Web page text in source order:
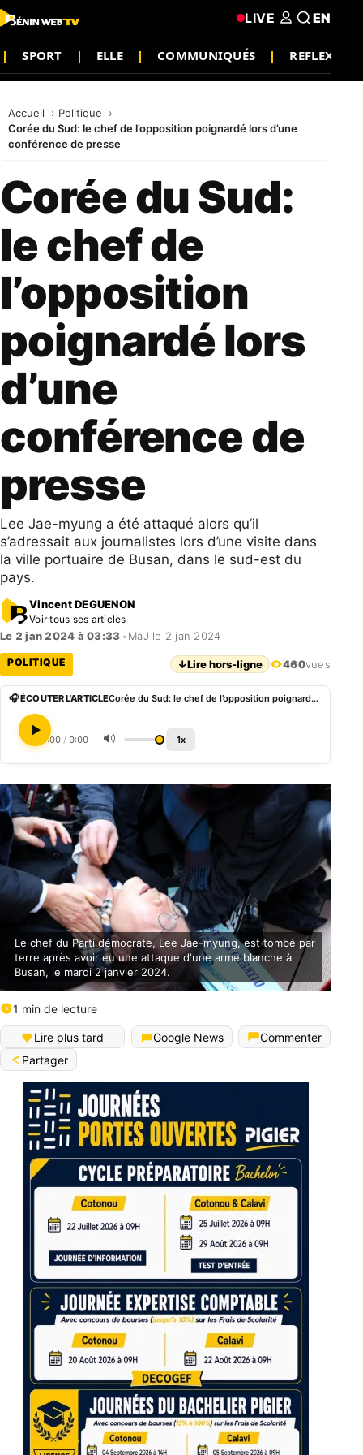
SPORT ELLE COMMUNIQUÉS REFLEXION
LIVE EN
Accueil
Politique
Corée du Sud: le chef de l’opposition poignardé lors d’une
conférence de presse
Corée du Sud:
le chef de
l’opposition
poignardé lors
d’une
conférence de
presse
Lee Jae-myung a été attaqué alors qu’il
s’adressait aux journalistes lors d’une visite dans
la ville portuaire de Busan, dans le sud-est du
pays.
Vincent DEGUENON
Voir tous ses articles
Le 2 jan 2024 à 03:33 • MàJ le 2 jan 2024
POLITIQUE ↓Lire hors-ligne 460vues
🎧 ÉCOUTER L'ARTICLE Corée du Sud: le chef de l’opposition poignardé lors d’une conférence de presse
0:00 / 0:00 🔊 1x
Le chef du Parti démocrate, Lee Jae-myung, est tombé par
terre après avoir eu une attaque d'une arme blanche à
Busan, le mardi 2 janvier 2024.
1 min de lecture
Lire plus tard Google News
Commenter
Partager